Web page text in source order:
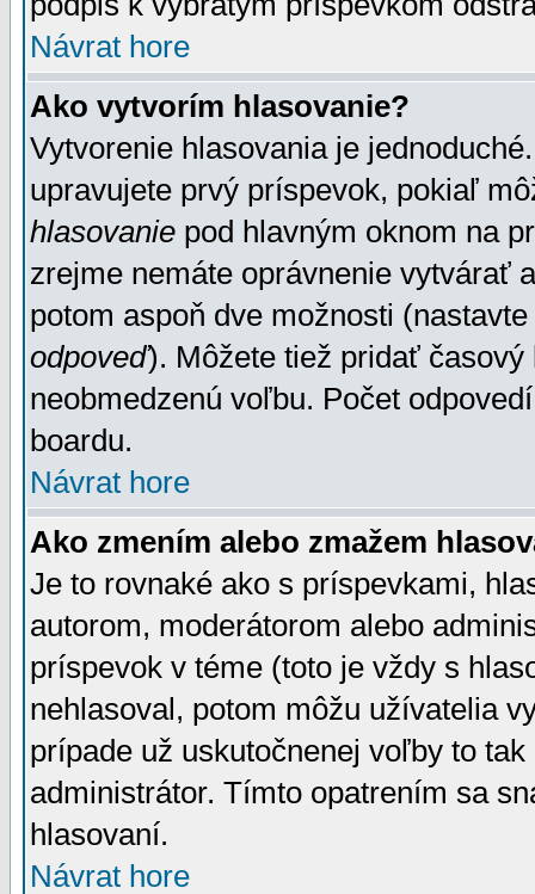
Návrat hore
Ako vytvorím hlasovanie?
Vytvorenie hlasovania je
upravujete prvý príspevok, pokiaľ
hlasovanie pod hlavným oknom na
zrejme nemáte oprávnenie vytvárať
potom aspoň dve možnosti
odpoveď). Môžete tiež pridať
neobmedzenú voľbu. Počet
boardu.
Návrat hore
Ako zmením alebo zmažem
Je to rovnaké ako s príspevkami,
autorom, moderátorom alebo
príspevok v téme (toto je vždy s
nehlasoval, potom môžu užívatelia
prípade už uskutočnenej voľby to
administrátor. Tímto opatrením sa
hlasovaní.
Návrat hore